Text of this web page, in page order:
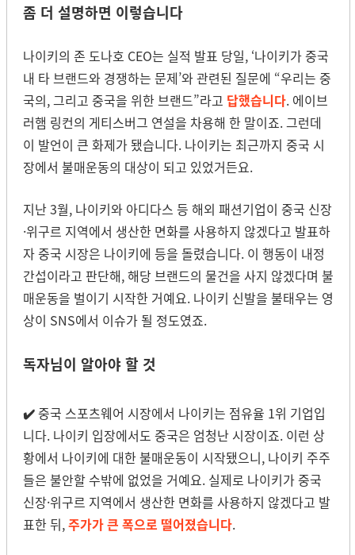
좀 더 설명하면 이렇습니다
나이키의 존 도나호 CEO는 실적 발표 당일, ‘나이키가 중국
내 타 브랜드와 경쟁하는 문제’와 관련된 질문에 “우리는 중
국의, 그리고 중국을 위한 브랜드”라고 답했습니다. 에이브
러햄 링컨의 게티스버그 연설을 차용해 한 말이죠. 그런데
이 발언이 큰 화제가 됐습니다. 나이키는 최근까지 중국 시
장에서 불매운동의 대상이 되고 있었거든요.
지난 3월, 나이키와 아디다스 등 해외 패션기업이 중국 신장
·위구르 지역에서 생산한 면화를 사용하지 않겠다고 발표하
자 중국 시장은 나이키에 등을 돌렸습니다. 이 행동이 내정
간섭이라고 판단해, 해당 브랜드의 물건을 사지 않겠다며 불
매운동을 벌이기 시작한 거예요. 나이키 신발을 불태우는 영
상이 SNS에서 이슈가 될 정도였죠.
독자님이 알아야 할 것
✔️중국 스포츠웨어 시장에서 나이키는 점유율 1위 기업입
니다. 나이키 입장에서도 중국은 엄청난 시장이죠. 이런 상
황에서 나이키에 대한 불매운동이 시작됐으니, 나이키 주주
들은 불안할 수밖에 없었을 거예요. 실제로 나이키가 중국
신장·위구르 지역에서 생산한 면화를 사용하지 않겠다고 발
표한 뒤,주가가 큰 폭으로 떨어졌습니다.